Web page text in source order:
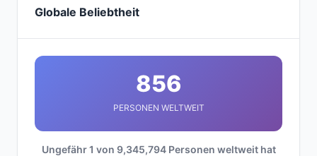
Globale Beliebtheit
856
PERSONEN WELTWEIT
Ungefähr 1 von 9,345,794 Personen weltweit hat